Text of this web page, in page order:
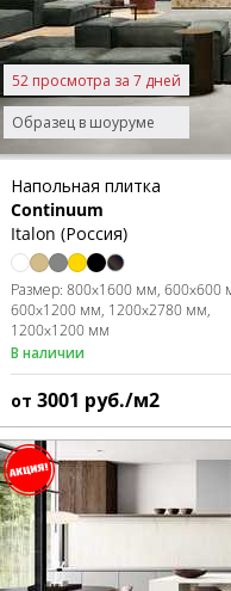
Образец в шоуруме
52 просмотра за 7 дней
Напольная плитка
Continuum
Italon (Россия)
Размер: 800x1600 мм 600x600
600x1200 мм 1200x2780 мм
1200x1200 мм
В наличии
от 3001 руб./м2